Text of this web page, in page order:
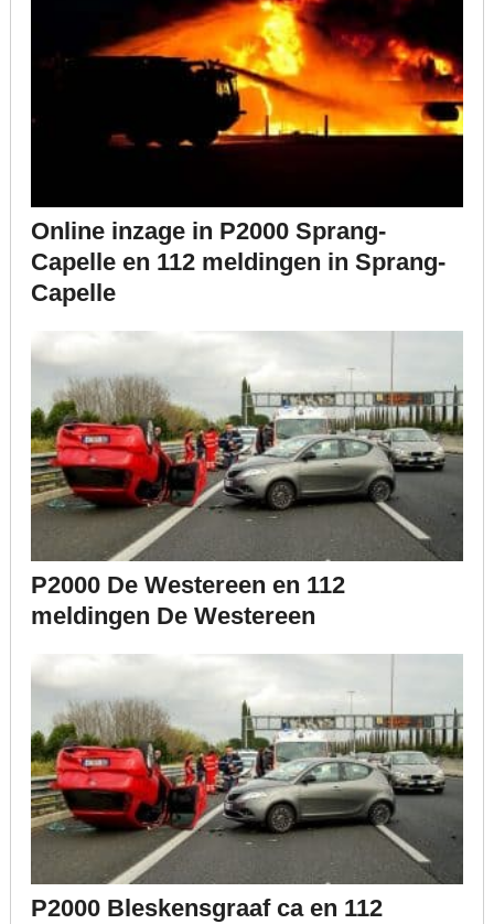
Online inzage in P2000 Sprang-
Capelle en 112 meldingen in Sprang-
Capelle
P2000 De Westereen en 112
meldingen De Westereen
P2000 Bleskensgraaf ca en 112